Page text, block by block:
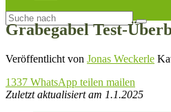
Grabegabel Test-
Veröffentlicht von Jonas Weckerle
1337 WhatsApp teilen mailen
Zuletzt aktualisiert am 1.1.2025